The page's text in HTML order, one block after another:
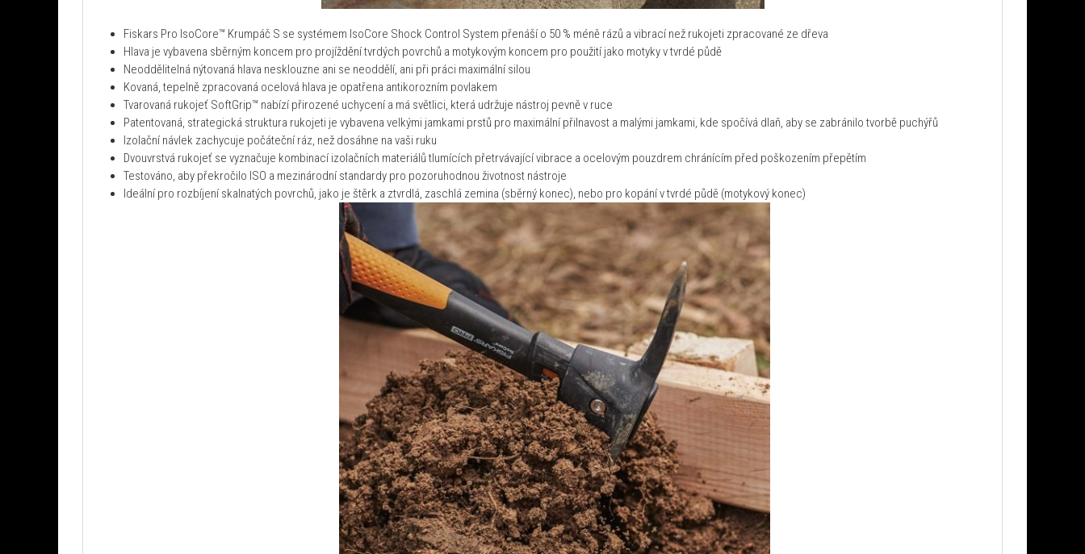
Fiskars Pro IsoCore™ Krumpáč S se systémem IsoCore Shock Control System přenáší o 50 % méně rázů a vibrací než rukojeti zpracované ze dřeva
Hlava je vybavena sběrným koncem pro projíždění tvrdých povrchů a motykovým koncem pro použití jako motyky v tvrdé půdě
Neoddělitelná nýtovaná hlava nesklouzne ani se neoddělí, ani při práci maximální silou
Kovaná, tepelně zpracovaná ocelová hlava je opatřena antikorozním povlakem
Tvarovaná rukojeť SoftGrip™ nabízí přirozené uchycení a má světlici, která udržuje nástroj pevně v ruce
Patentovaná, strategická struktura rukojeti je vybavena velkými jamkami prstů pro maximální přilnavost a malými jamkami, kde spočívá dlaň, aby se zabránilo tvorbě puchýřů
Izolační návlek zachycuje počáteční ráz, než dosáhne na vaši ruku
Dvouvrstvá rukojeť se vyznačuje kombinací izolačních materiálů tlumících přetrvávající vibrace a ocelovým pouzdrem chránícím před poškozením přepětím
Testováno, aby překročilo ISO a mezinárodní standardy pro pozoruhodnou životnost nástroje
Ideální pro rozbíjení skalnatých povrchů, jako je štěrk a ztvrdlá, zaschlá zemina (sběrný konec), nebo pro kopání v tvrdé půdě (motykový konec)